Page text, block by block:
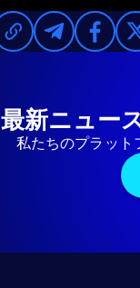
最新ニュー
私たちのプラット